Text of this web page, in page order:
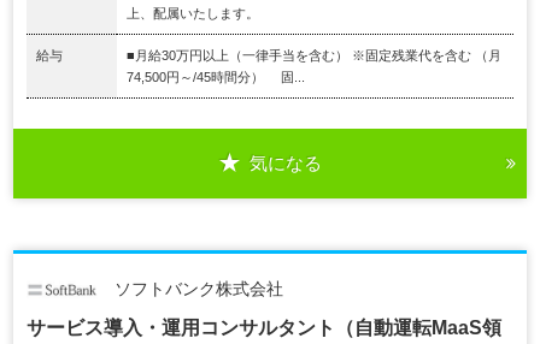
上、配属いたします。
給与
■月給30万円以上（一律手当を含む） ※固定残業代を含む （月
74,500円～/45時間分） 固...
気になる
ソフトバンク株式会社
サービス導入・運用コンサルタント（自動運転MaaS領